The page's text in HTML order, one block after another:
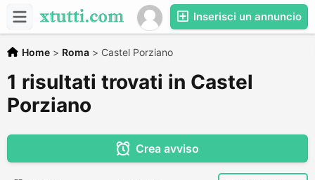
Inserisci un annuncio
Home > Roma > Castel Porziano
1 risultati trovati in Castel
Porziano
Crea avviso